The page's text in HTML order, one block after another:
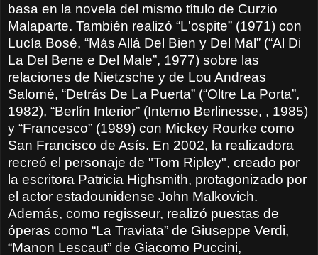
basa en la novela del mismo título de Curzio
Malaparte. También realizó “L'ospite” (1971) con
Lucía Bosé, “Más Allá Del Bien y Del Mal” (“Al Di
La Del Bene e Del Male”, 1977) sobre las
relaciones de Nietzsche y de Lou Andreas
Salomé, “Detrás De La Puerta” (“Oltre La Porta”,
1982), “Berlín Interior” (Interno Berlinesse, , 1985)
y “Francesco” (1989) con Mickey Rourke como
San Francisco de Asís. En 2002, la realizadora
recreó el personaje de "Tom Ripley", creado por
la escritora Patricia Highsmith, protagonizado por
el actor estadounidense John Malkovich.
Además, como regisseur, realizó puestas de
óperas como “La Traviata” de Giuseppe Verdi,
“Manon Lescaut” de Giacomo Puccini,